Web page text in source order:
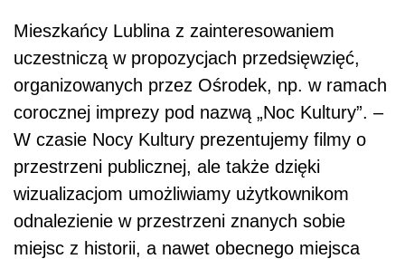
Mieszkańcy Lublina z zainteresowaniem
uczestniczą w propozycjach przedsięwzięć,
organizowanych przez Ośrodek, np. w ramach
corocznej imprezy pod nazwą „Noc Kultury”. –
W czasie Nocy Kultury prezentujemy filmy o
przestrzeni publicznej, ale także dzięki
wizualizacjom umożliwiamy użytkownikom
odnalezienie w przestrzeni znanych sobie
miejsc z historii, a nawet obecnego miejsca